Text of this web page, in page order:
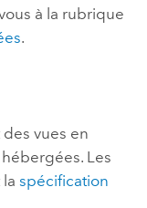
à la rubrique
.
vues en
Les
spécification